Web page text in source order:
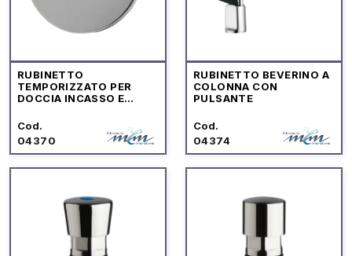
RUBINETTO
TEMPORIZZATO PER
DOCCIA INCASSO E
Cod.
04370
RUBINETTO BEVERINO A
COLONNA CON
PULSANTE
Cod.
04374